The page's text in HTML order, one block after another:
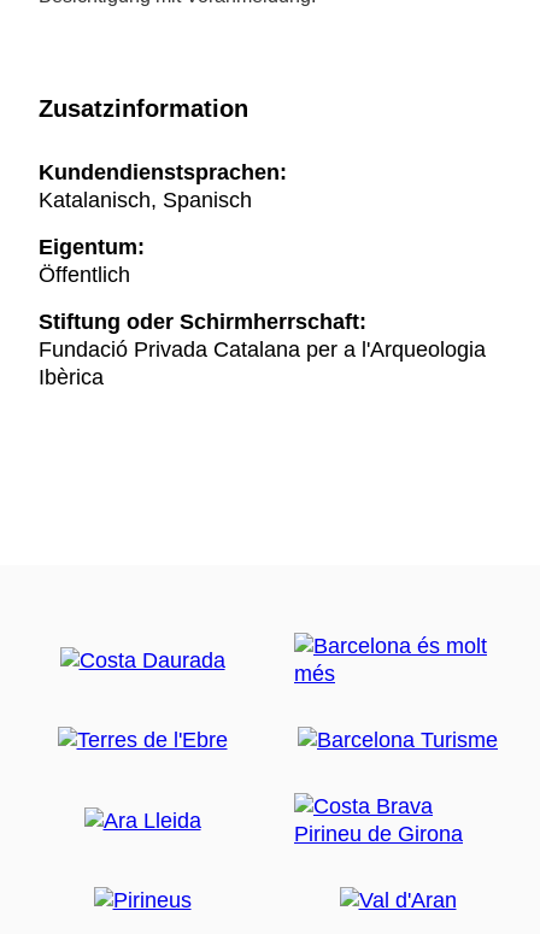
Zusatzinformation
Kundendienstsprachen:
Katalanisch, Spanisch
Eigentum:
Öffentlich
Stiftung oder Schirmherrschaft:
Fundació Privada Catalana per a l'Arqueologia
Ibèrica